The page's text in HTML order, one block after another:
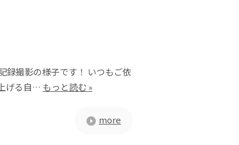
録撮影の様子です！ いつもご依
げる自… もっと読む »
more